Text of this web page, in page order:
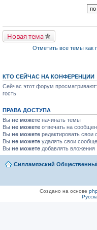
и
а
н
н
с
о
о
н
и
ю
у
н
е
п
р
т
а
н
у
с
о
б
щ
е
н
ю
в
о
м
у
р
о
ч
н
н
о
м
у
с
о
щ
Новая тема
Отметить все темы как
КТО СЕЙЧАС НА КОНФЕРЕНЦИИ
Сейчас этот форум просматривают:
гость
ПРАВА ДОСТУПА
Вы не можете начинать темы
Вы не можете отвечать на
Вы не можете редактировать свои
Вы не можете удалять свои
Вы не можете добавлять вложения
Силламяэский
Создано на основе